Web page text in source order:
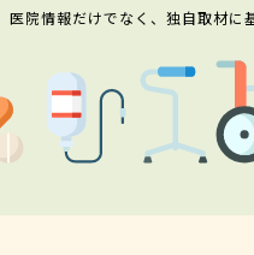
医院情報だけでなく、独自取材に